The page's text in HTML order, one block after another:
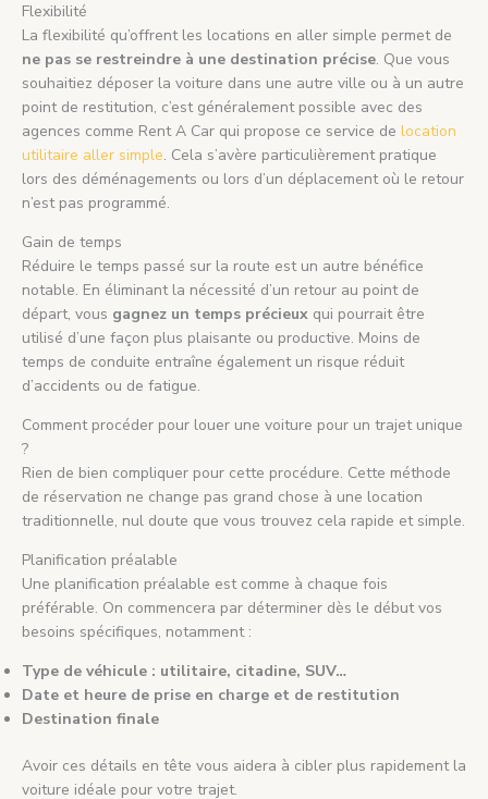
Flexibilité
La flexibilité qu’offrent les locations en aller simple permet de
ne pas se restreindre à une destination précise. Que vous
souhaitiez déposer la voiture dans une autre ville ou à un autre
point de restitution, c’est généralement possible avec des
agences comme Rent A Car qui propose ce service de location
utilitaire aller simple. Cela s’avère particulièrement pratique
lors des déménagements ou lors d’un déplacement où le retour
n’est pas programmé.
Gain de temps
Réduire le temps passé sur la route est un autre bénéfice
notable. En éliminant la nécessité d’un retour au point de
départ, vous gagnez un temps précieux qui pourrait être
utilisé d’une façon plus plaisante ou productive. Moins de
temps de conduite entraîne également un risque réduit
d’accidents ou de fatigue.
Comment procéder pour louer une voiture pour un trajet unique
?
Rien de bien compliquer pour cette procédure. Cette méthode
de réservation ne change pas grand chose à une location
traditionnelle, nul doute que vous trouvez cela rapide et simple.
Planification préalable
Une planification préalable est comme à chaque fois
préférable. On commencera par déterminer dès le début vos
besoins spécifiques, notamment :
Type de véhicule : utilitaire, citadine, SUV…
Date et heure de prise en charge et de restitution
Destination finale
Avoir ces détails en tête vous aidera à cibler plus rapidement la
voiture idéale pour votre trajet.